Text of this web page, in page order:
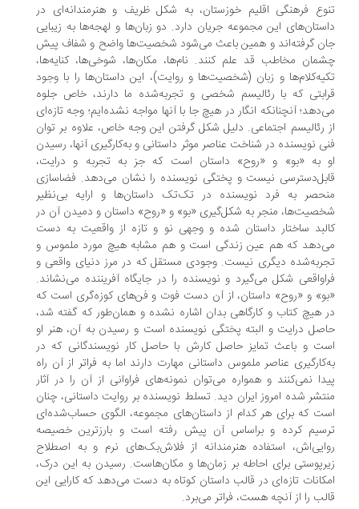
فرهنگی اقلیم خوزستان، به شکل ظریف و هنرمندانه‌ای در
این مجموعه جریان دارد. دو زبان‌ها و لهجه‌ها به زیبایی
گرفته‌اند و همین باعث می‌شود شخصیت‌ها واضح و شفاف پیش
مخاطب قد علم کنند. نام‌ها، مکان‌ها، شوخی‌ها، کنایه‌ها،
و زبان (شخصیت‌ها و روایت)، این داستان‌ها را با وجود
که با رئالیسم شخصی و تجربه‌شده ما دارند، خاص جلوه
آنچنانکه انگار در هیچ جا با آنها مواجه نشده‌ایم؛ وجه تازه‌ای
رئالیسم اجتماعی. دلیل شکل گرفتن این وجه خاص، علاوه بر توان
نویسنده در شناخت عناصر موثر داستانی و به‌کارگیری آنها، رسیدن
به «بو» و «روح» داستان است که جز به تجربه و درایت،
نیست و پختگی نویسنده را نشان می‌دهد. فضاسازی
به فرد نویسنده در تک‌تک داستان‌ها و ارایه بی‌نظیر
منجر به شکل‌گیری «بو» و «روح» داستان و دمیدن آن در
ساختار داستان شده و وجهی نو و تازه از واقعیت به دست
که هم عین زندگی است و هم مشابه هیچ مورد ملموس و
دیگری نیست. وجودی مستقل که در مرز دنیای واقعی و
شکل می‌گیرد و نویسنده را در جایگاه آفریننده می‌نشاند.
و «روح» داستان، از آن دست فوت و فن‌های کوزه‌گری است که
هیچ کتاب و کارگاهی بدان اشاره نشده و همان‌طور که گفته شد،
درایت و البته پختگی نویسنده است و رسیدن به آن، هنر او
و باعث تمایز حاصل کارش با حاصل کار نویسندگانی که در
عناصر ملموس داستانی مهارت دارند اما به فراتر از آن راه
نمی‌کنند و همواره می‌توان نمونه‌های فراوانی از آن را در آثار
شده امروز ایران دید. تسلط نویسنده بر روایت داستانی، چنان
که برای هر کدام از داستان‌های مجموعه، الگوی حساب‌شده‌ای
کرده و براساس آن پیش رفته است و بارزترین خصیصه
استفاده هنرمندانه از فلاش‌بک‌های نرم و به اصطلاح
برای احاطه بر زمان‌ها و مکان‌هاست. رسیدن به این درک،
تازه‌ای در قالب داستان کوتاه به دست می‌دهد که کارایی این
را از آنچه هست، فراتر می‌برد.